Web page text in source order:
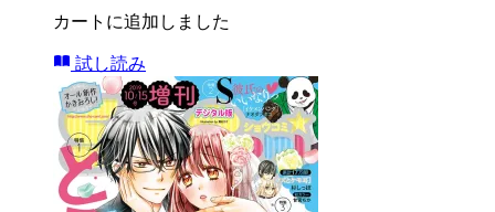
カートに追加しました
試し読み